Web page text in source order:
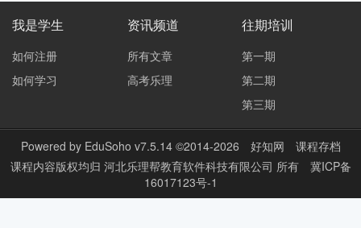
我是学生
如何注册
如何学习
资讯频道
所有文章
高考乐理
往期培训
第一期
第二期
第三期
Powered by EduSoho v7.5.14©2014-2026 好知网
课程存档
课程内容版权均归 河北乐理帮教育软件科技有限公司 所有
冀ICP备
16017123号-1